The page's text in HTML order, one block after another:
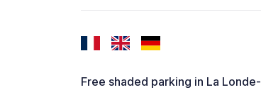
Free shaded parking in La